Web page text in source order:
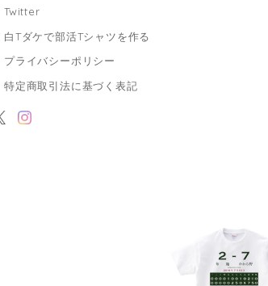
Twitter
白Tダケで部活Tシャツを作る
プライバシーポリシー
特定商取引法に基づく表記